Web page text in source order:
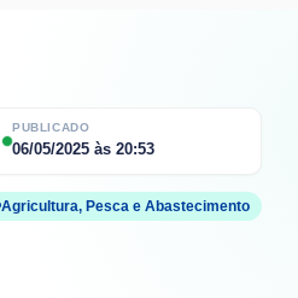
PUBLICADO
06/05/2025 às 20:53
Agricultura, Pesca e Abastecimento